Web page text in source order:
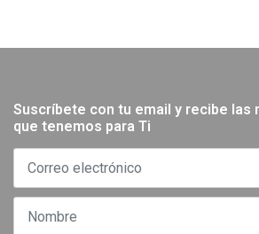
Suscríbete con tu email y recibe las
que tenemos para Ti